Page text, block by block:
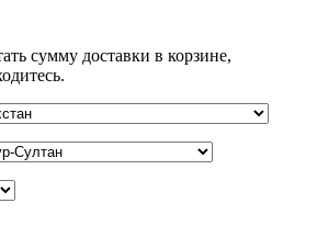
сумму доставки в корзине,